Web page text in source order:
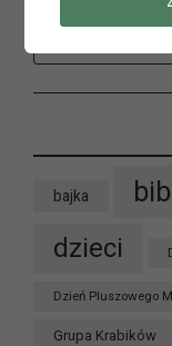
Archiwum
bajka
dzieci
Dzień Pluszowego
Grupa Krabików